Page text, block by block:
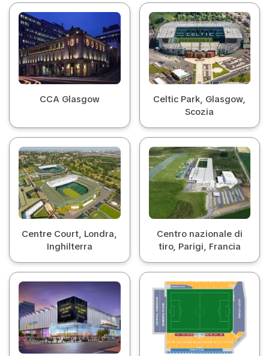
CCA Glasgow
Celtic Park, Glasgow,
Scozia
Centre Court, Londra,
Inghilterra
Centro nazionale di
tiro, Parigi, Francia